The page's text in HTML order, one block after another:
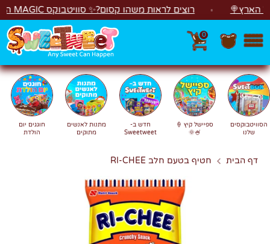
דלג רוצים לראות משהו קסום?✨ סוויטבוקס MAGIC הפך ל"מכונת משחקים"! 🎁🕹️
0
חפשחיפוש
הסוויטבוקסים
שלנו
ספיישל קיץ 🍦
🍧🌞
חדש ב-
Sweetweet
מתנות לאנשים
מתוקים
חוגגים יום
הולדת
דף הבית חטיף בטעם חלב RI-CHEE